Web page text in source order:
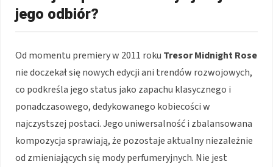
jego odbiór?
Od momentu premiery w 2011 roku Tresor Midnight Rose
nie doczekał się nowych edycji ani trendów rozwojowych,
co podkreśla jego status jako zapachu klasycznego i
ponadczasowego, dedykowanego kobiecości w
najczystszej postaci. Jego uniwersalność i zbalansowana
kompozycja sprawiają, że pozostaje aktualny niezależnie
od zmieniających się mody perfumeryjnych. Nie jest